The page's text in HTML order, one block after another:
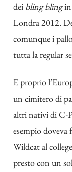
dei bling blingin
Londra 2012.
comunque i
tutta la regular
E proprio
un cimitero di
altri nativi di C-
esempio doveva
Wildcat al
presto con un